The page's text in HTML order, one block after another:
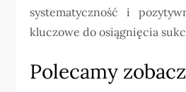
systematyczność i
kluczowe do osiągnięcia
Polecamy